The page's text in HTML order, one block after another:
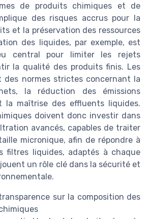
de produits chimiques et de
des risques accrus pour la
et la préservation des ressources
des liquides, par exemple, est
central pour limiter les rejets
la qualité des produits finis. Les
des normes strictes concernant la
la réduction des émissions
la maîtrise des effluents liquides.
doivent donc investir dans
avancés, capables de traiter
micronique, afin de répondre à
filtres liquides, adaptés à chaque
un rôle clé dans la sécurité et
sur la composition des